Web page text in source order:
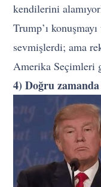
kendilerini
Trump’ı
sevmişlerdi; ama
Amerika Seçimleri
4) Doğru zamanda